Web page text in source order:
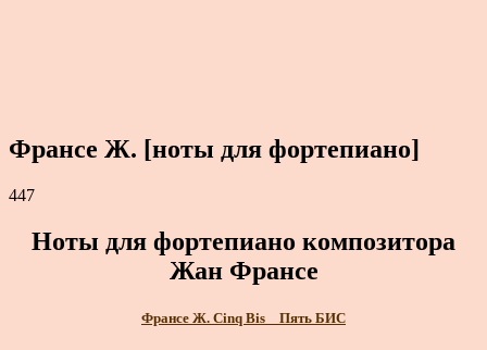
Франсе Ж. [ноты для фортепиано]
447
Ноты для фортепиано композитора
Жан Франсе
Франсе Ж. Cinq Bis _ Пять БИС